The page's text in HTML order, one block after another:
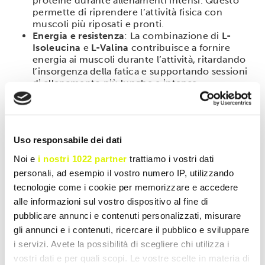
Uso responsabile dei dati
Noi e i nostri 1022 partner trattiamo i vostri dati
personali, ad esempio il vostro numero IP, utilizzando
tecnologie come i cookie per memorizzare e accedere
alle informazioni sul vostro dispositivo al fine di
pubblicare annunci e contenuti personalizzati, misurare
gli annunci e i contenuti, ricercare il pubblico e sviluppare
i servizi. Avete la possibilità di scegliere chi utilizza i
vostri dati e per quali scopi. Le vostre scelte in materia di
permette di riprendere l’attività fisica con
muscoli più riposati e pronti.
Energia e resistenza: La combinazione di L-
Isoleucina e L-Valina contribuisce a fornire
energia ai muscoli durante l’attività, ritardando
l’insorgenza della fatica e supportando sessioni
di allenamento più lunghe e intense.
Un ulteriore punto di forza di questo integratore è la
suaversatilità. Può essere utilizzato sia prima che
esigenze individuali dell’atleta. La formulazione in
compresse facilita l’assunzione, rendendo il prodotto
pratico per chi ha uno stile di vita dinamico. Ogni
compressa è studiata per fornire un dosaggio preciso
diBCAA, garantendo un apporto costante e
controllato di aminoacidi essenziali.
La scelta di una proporzione 8:1:1 riflette un
approccio scientifico avanzato, basato su studi che
evidenziano il ruolo predominante dellaL-Leucina
nella sintesi proteica. Tuttavia, il bilanciamento con
Isoleucina eL-Valinaassicura che l’integratore non